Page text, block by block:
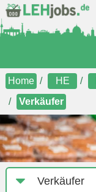
Home HE
Verkäufer
Job-
Kategorie